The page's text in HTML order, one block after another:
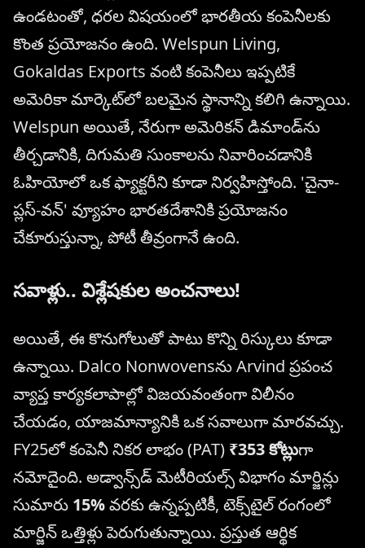
ఉండటంతో, ధరల విషయంలో భారతీయ కంపెనీలకు
కొంత ప్రయోజనం ఉంది. Welspun Living,
Gokaldas Exports వంటి కంపెనీలు ఇప్పటికే
అమెరికా మార్కెట్‌లో బలమైన స్థానాన్ని కలిగి ఉన్నాయి.
Welspun అయితే, నేరుగా అమెరికన్ డిమాండ్‌ను
తీర్చడానికి, దిగుమతి సుంకాలను నివారించడానికి
ఓహియోలో ఒక ఫ్యాక్టరీని కూడా నిర్వహిస్తోంది. 'చైనా-
ప్లస్-వన్' వ్యూహం భారతదేశానికి ప్రయోజనం
చేకూరుస్తున్నా, పోటీ తీవ్రంగానే ఉంది.
సవాళ్లు.. విశ్లేషకుల అంచనాలు!
అయితే, ఈ కొనుగోలుతో పాటు కొన్ని రిస్కులు కూడా
ఉన్నాయి. Dalco Nonwovensను Arvind ప్రపంచ
వ్యాప్త కార్యకలాపాల్లో విజయవంతంగా విలీనం
చేయడం, యాజమాన్యానికి ఒక సవాలుగా మారవచ్చు.
FY25లో కంపెనీ నికర లాభం (PAT) ₹353 కోట్లుగా
నమోదైంది. అడ్వాన్స్‌డ్ మెటీరియల్స్ విభాగం మార్జిన్లు
సుమారు 15%వరకు ఉన్నప్పటికీ, టెక్స్‌టైల్ రంగంలో
మార్జిన్ ఒత్తిళ్లు పెరుగుతున్నాయి. ప్రస్తుత ఆర్థిక